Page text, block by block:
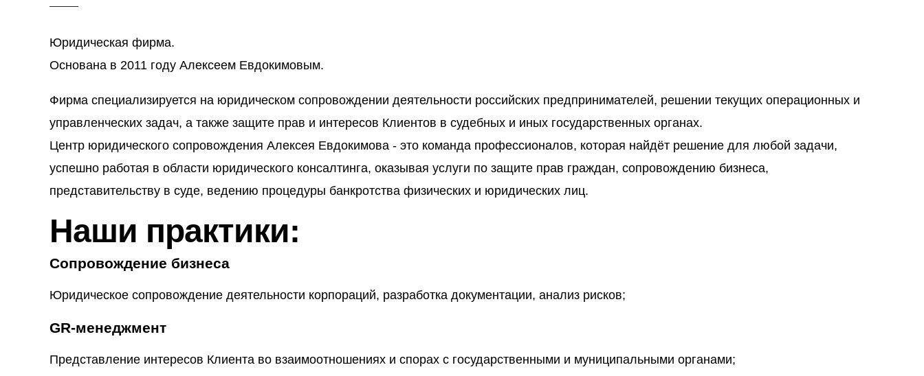
Юридическая фирма.
Основана в 2011 году Алексеем Евдокимовым.
Фирма специализируется на юридическом сопровождении деятельности российских предпринимателей, решении текущих операционных и
управленческих задач, а также защите прав и интересов Клиентов в судебных и иных государственных органах.
Центр юридического сопровождения Алексея Евдокимова - это команда профессионалов, которая найдёт решение для любой задачи,
успешно работая в области юридического консалтинга, оказывая услуги по защите прав граждан, сопровождению бизнеса,
представительству в суде, ведению процедуры банкротства физических и юридических лиц.
Наши практики:
Сопровождение бизнеса
Юридическое сопровождение деятельности корпораций, разработка документации, анализ рисков;
GR-менеджмент
Представление интересов Клиента во взаимоотношениях и спорах с государственными и муниципальными органами;